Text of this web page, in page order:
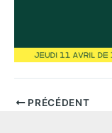
PRÉCÉDENT